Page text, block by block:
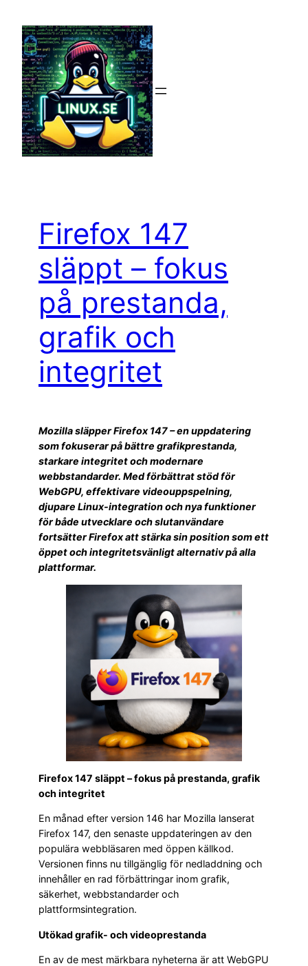
innehåll
Firefox 147
släppt – fokus
på prestanda,
grafik och
integritet
Mozilla släpper Firefox 147 – en uppdatering
som fokuserar på bättre grafikprestanda,
starkare integritet och modernare
webbstandarder. Med förbättrat stöd för
WebGPU, effektivare videouppspelning,
djupare Linux-integration och nya funktioner
för både utvecklare och slutanvändare
fortsätter Firefox att stärka sin position som ett
öppet och integritetsvänligt alternativ på alla
plattformar.
Firefox 147 släppt – fokus på prestanda, grafik
och integritet
En månad efter version 146 har Mozilla lanserat
Firefox 147, den senaste uppdateringen av den
populära webbläsaren med öppen källkod.
Versionen finns nu tillgänglig för nedladdning och
innehåller en rad förbättringar inom grafik,
säkerhet, webbstandarder och
plattformsintegration.
Utökad grafik- och videoprestanda
En av de mest märkbara nyheterna är att WebGPU